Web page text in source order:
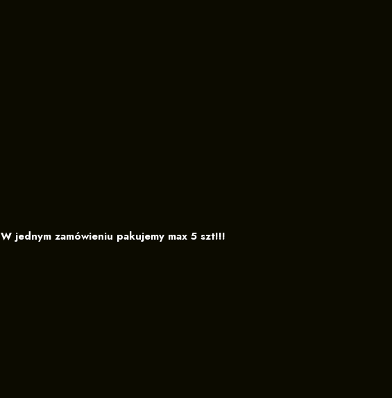
W jednym zamówieniu pakujemy max 5 szt!!!